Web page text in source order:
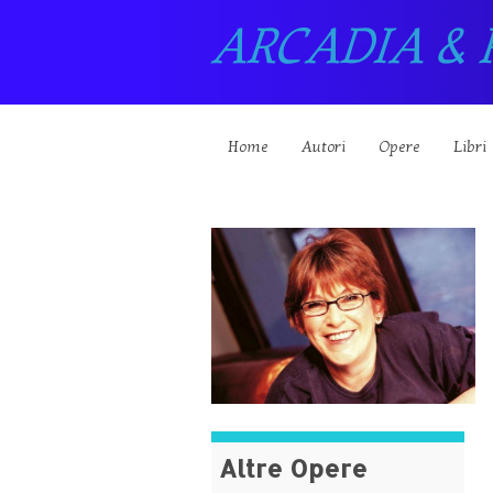
ARCADIA &
Home Autori Opere Libri
Altre Opere